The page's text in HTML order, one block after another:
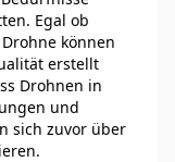
Egal ob
können
erstellt
Drohnen in
und
sich zuvor über